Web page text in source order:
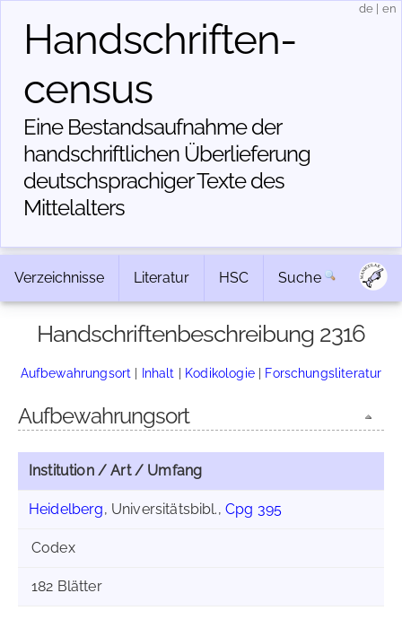
Handschriften­
census
Eine Bestandsaufnahme der
handschriftlichen Über­lieferung
deutschsprachiger Texte des
Mittelalters
de en
Verzeichnisse Literatur HSC Suche
Handschriftenbeschreibung 2316
Aufbewahrungsort | Inhalt | Kodikologie| Forschungsliteratur
Aufbewahrungsort
Institution / Art / Umfang
Heidelberg, Universitätsbibl., Cpg 395
Codex
182 Blätter